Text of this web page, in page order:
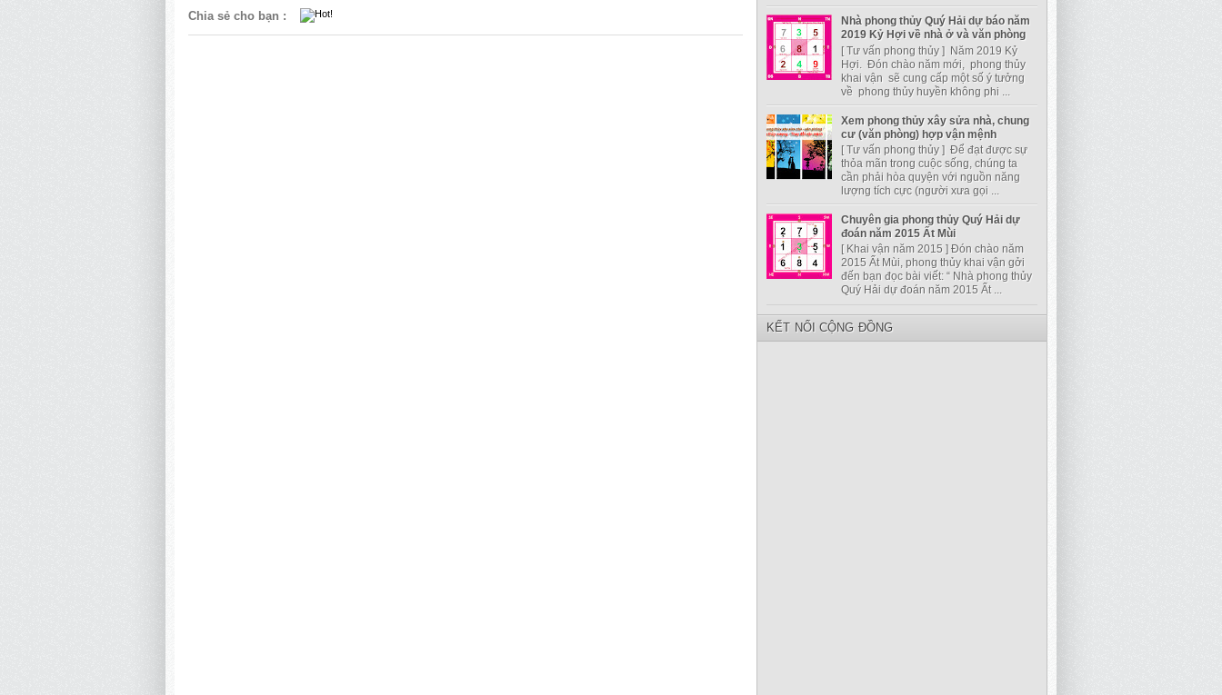
Chia sẻ cho bạn :
Nhà phong thủy Quý Hải dự báo năm
2019 Kỷ Hợi về nhà ở và văn phòng
[ Tư vấn phong thủy ] Năm 2019 Kỷ
Hợi. Đón chào năm mới, phong thủy
khai vận sẽ cung cấp một số ý tưởng
về phong thủy huyền không phi ...
Xem phong thủy xây sửa nhà, chung
cư (văn phòng) hợp vận mệnh
[ Tư vấn phong thủy ] Để đạt được sự
thỏa mãn trong cuộc sống, chúng ta
cần phải hòa quyện với nguồn năng
lượng tích cực (người xưa gọi ...
Chuyên gia phong thủy Quý Hải dự
đoán năm 2015 Ất Mùi
[ Khai vận năm 2015 ] Đón chào năm
2015 Ất Mùi, phong thủy khai vận gởi
đến bạn đọc bài viết: “ Nhà phong thủy
Quý Hải dự đoán năm 2015 Ất ...
KẾT NỐI CỘNG ĐỒNG